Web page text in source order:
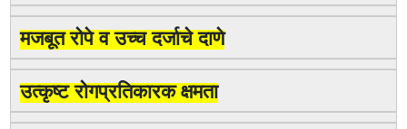
मजबूत रोपे व उच्च दर्जाचे दाणे
उत्कृष्ट रोगप्रतिकारक क्षमता